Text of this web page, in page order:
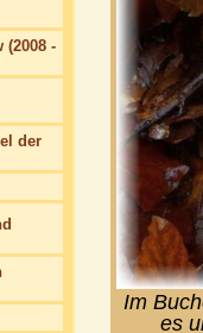
Im
es
(2008 -
der